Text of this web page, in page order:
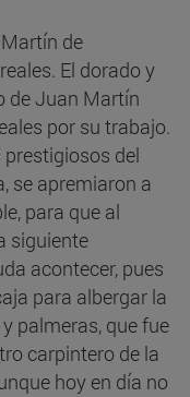
de
El dorado y
de Juan Martín
por su trabajo.
del
se apremiaron a
para que al
siguiente
acontecer, pues
para albergar la
palmeras, que fue
carpintero de la
hoy en día no